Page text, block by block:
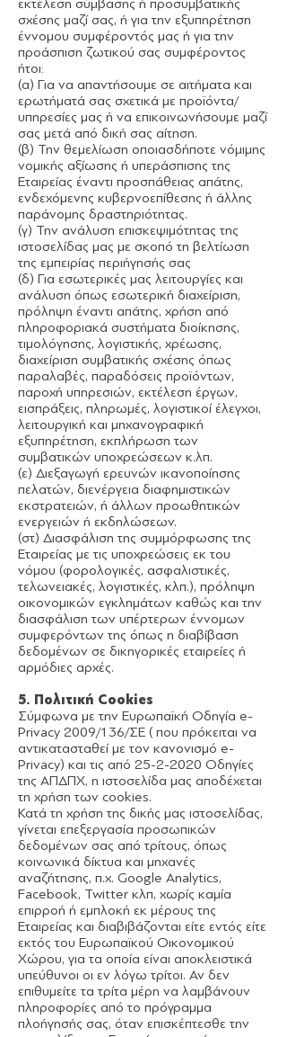
εκτέλεση σύμβασης ή προσυμβατικής
σχέσης μαζί σας, ή για την εξυπηρέτηση
έννομου συμφέροντός μας ή για την
προάσπιση ζωτικού σας συμφέροντος
ήτοι:
(α) Για να απαντήσουμε σε αιτήματα και
ερωτήματά σας σχετικά με προϊόντα/
υπηρεσίες μας ή να επικοινωνήσουμε μαζί
σας μετά από δική σας αίτηση.
(β) Την θεμελίωση οποιασδήποτε νόμιμης
νομικής αξίωσης ή υπεράσπισης της
Εταιρείας έναντι προσπάθειας απάτης,
ενδεχόμενης κυβερνοεπίθεσης ή άλλης
παράνομης δραστηριότητας.
(γ) Την ανάλυση επισκεψιμότητας της
ιστοσελίδας μας με σκοπό τη βελτίωση
της εμπειρίας περιήγησής σας
(δ) Για εσωτερικές μας λειτουργίες και
ανάλυση όπως εσωτερική διαχείριση,
πρόληψη έναντι απάτης, χρήση από
πληροφοριακά συστήματα διοίκησης,
τιμολόγησης, λογιστικής, χρέωσης,
διαχείριση συμβατικής σχέσης όπως
παραλαβές, παραδόσεις προϊόντων,
παροχή υπηρεσιών, εκτέλεση έργων,
εισπράξεις, πληρωμές, λογιστικοί έλεγχοι,
λειτουργική και μηχανογραφική
εξυπηρέτηση, εκπλήρωση των
συμβατικών υποχρεώσεων κ.λπ.
(ε) Διεξαγωγή ερευνών ικανοποίησης
πελατών, διενέργεια διαφημιστικών
εκστρατειών, ή άλλων προωθητικών
ενεργειών ή εκδηλώσεων.
(στ) Διασφάλιση της συμμόρφωσης της
Εταιρείας με τις υποχρεώσεις εκ του
νόμου (φορολογικές, ασφαλιστικές,
τελωνειακές, λογιστικές, κλπ.), πρόληψη
οικονομικών εγκλημάτων καθώς και την
διασφάλιση των υπέρτερων έννομων
συμφερόντων της όπως η διαβίβαση
δεδομένων σε δικηγορικές εταιρείες ή
αρμόδιες αρχές.
5. Πολιτική Cookies
Σύμφωνα με την Ευρωπαϊκή Οδηγία e-
Privacy 2009/136/ΣΕ ( που πρόκειται να
αντικατασταθεί με τον κανονισμό e-
Privacy) και τις από 25-2-2020 Οδηγίες
της ΑΠΔΠΧ, η ιστοσελίδα μας αποδέχεται
τη χρήση των cookies.
Κατά τη χρήση της δικής μας ιστοσελίδας,
γίνεται επεξεργασία προσωπικών
δεδομένων σας από τρίτους, όπως
κοινωνικά δίκτυα και μηχανές
αναζήτησης, π.χ. Google Analytics,
Facebook, Twitter κλπ, χωρίς καμία
επιρροή ή εμπλοκή εκ μέρους της
Εταιρείας και διαβιβάζονται είτε εντός είτε
εκτός του Ευρωπαϊκού Οικονομικού
Χώρου, για τα οποία είναι αποκλειστικά
υπεύθυνοι οι εν λόγω τρίτοι. Αν δεν
επιθυμείτε τα τρίτα μέρη να λαμβάνουν
πληροφορίες από το πρόγραμμα
πλοήγησής σας, όταν επισκέπτεσθε την